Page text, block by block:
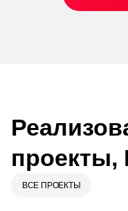
проекты,
ВСЕ ПРОЕКТЫ